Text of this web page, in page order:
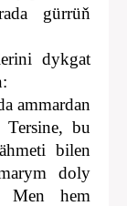
gürrüň
dykgat
ammardan
bu
bilen
doly
Men hem